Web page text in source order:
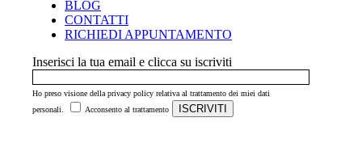
BLOG
CONTATTI
RICHIEDI APPUNTAMENTO
Inserisci la tua email e clicca su iscriviti
Ho preso visione della privacy policy relativa al trattamento dei miei dati
personali.
Acconsento al trattamento ISCRIVITI